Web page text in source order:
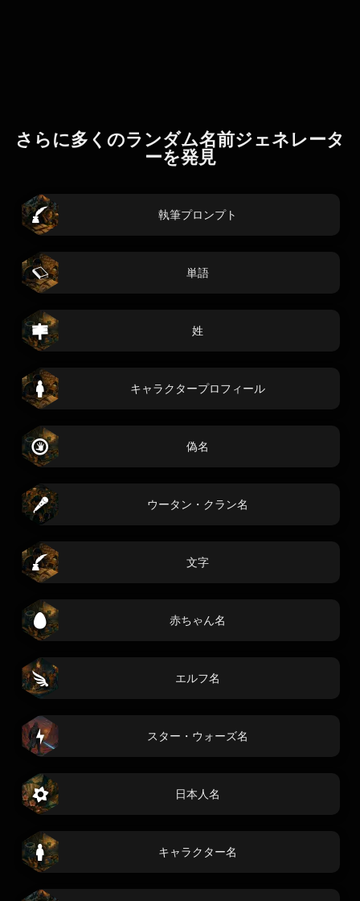
さらに多くのランダム名前ジェネレータ
ーを発見
執筆プロンプト
単語
姓
キャラクタープロフィール
偽名
ウータン・クラン名
文字
赤ちゃん名
エルフ名
スター・ウォーズ名
日本人名
キャラクター名